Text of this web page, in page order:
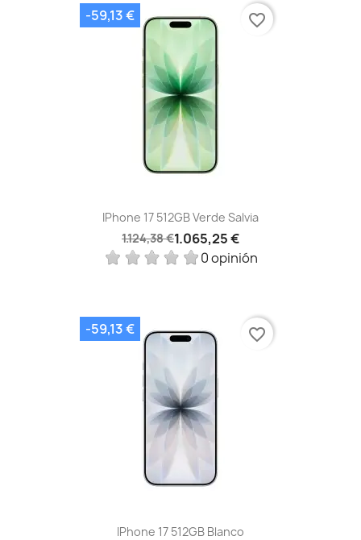
IPhone 17 512GB Verde Salvia
1.124,38 €1.065,25 €
0 opinión
-59,13 € favorite_border
IPhone 17 512GB Blanco
-59,13 € favorite_border